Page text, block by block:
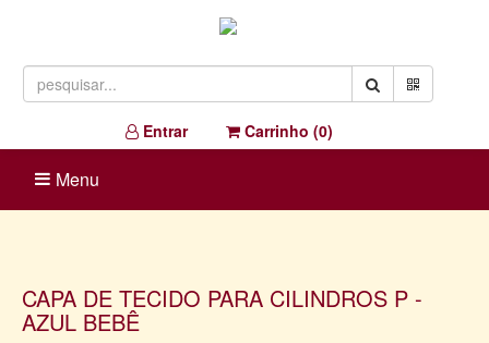
Entrar Carrinho (0)
Menu
CAPA DE TECIDO PARA CILINDROS P -
AZUL BEBÊ